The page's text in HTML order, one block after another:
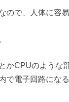
ので、人体に容易
かCPUのような
で電子回路にな